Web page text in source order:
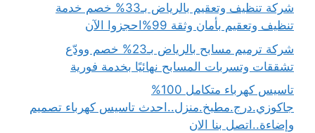
شركة تنظيف وتعقيم بالرياض بـ33% خصم خدمة
تنظيف وتعقيم بأمان وثقة 99%احجزوا الآن
شركة ترميم مسابح بالرياض بـ23% خصم وودّع
تشققات وتسربات المسابح نهائيًا بخدمة فورية
تاسيس كهرباء متكامل 100%
جاكوزي.درج.مطبخ.منزل..احدث تاسيس كهرباء تصميم
وإضاءة..اتصل بنا الان